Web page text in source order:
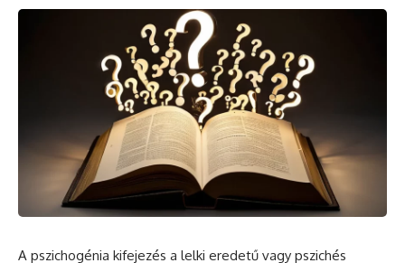
A pszichogénia kifejezés a lelki eredetű vagy pszichés